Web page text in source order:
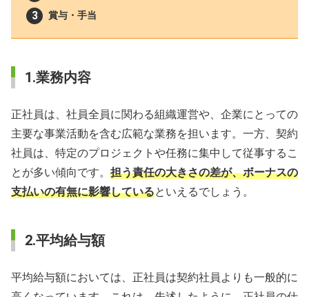
賞与・手当
1.業務内容
正社員は、社員全員に関わる組織運営や、企業にとっての
主要な事業活動を含む広範な業務を担います。一方、契約
社員は、特定のプロジェクトや任務に集中して従事するこ
とが多い傾向です。 担う責任の大きさの差が、ボーナスの
支払いの有無に影響しているといえるでしょう。
2.平均給与額
平均給与額においては、正社員は契約社員よりも一般的に